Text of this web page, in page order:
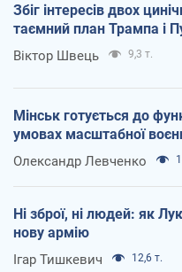
Збіг інтересів двох
таємний план Трампа і
Віктор Швець 9,3 т.
Мінськ готується до
умовах масштабної
Олександр Левченко
Ні зброї, ні людей: як
нову армію
Ігар Тишкевич 12,6 т.